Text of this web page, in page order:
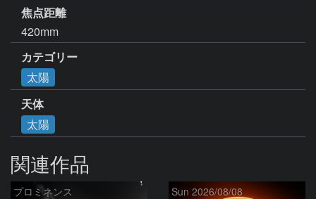
焦点距離
420mm
カテゴリー
太陽
天体
太陽
関連作品
プロミネンス Sun 2026/08/08